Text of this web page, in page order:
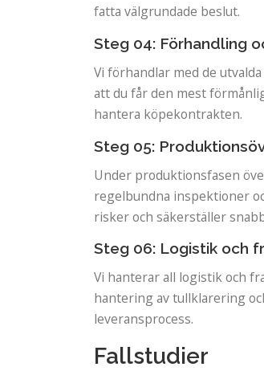
fatta välgrundade beslut.
Steg 04: Förhandling
Vi förhandlar med de
att du får den mest
hantera köpekontrakten.
Steg 05:
Under produktionsfasen
regelbundna inspektioner
risker och säkerställer
Steg 06: Logistik och
Vi hanterar all logistik och
hantering av tullklarering
leveransprocess.
Fallstudier